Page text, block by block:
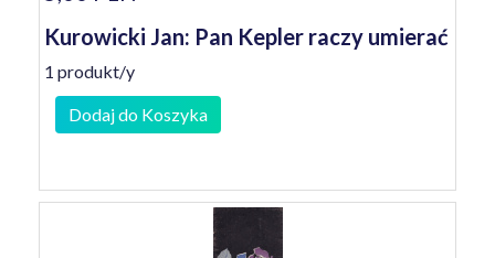
Kurowicki Jan: Pan Kepler raczy umierać
1 produkt/y
Dodaj do Koszyka